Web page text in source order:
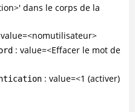
dans le corps de la
: value=<Effacer le mot de
: value=<1 (activer)